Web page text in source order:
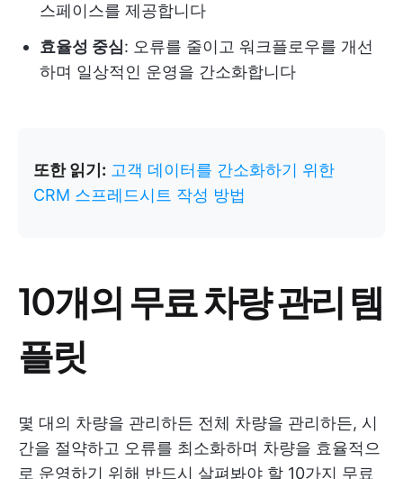
스페이스를 제공합니다
효율성 중심 : 오류를 줄이고 워크플로우를 개선
하며 일상적인 운영을 간소화합니다
또한 읽기: 고객 데이터를 간소화하기 위한
CRM 스프레드시트 작성 방법
10개의 무료 차량 관리 템
플릿
몇 대의 차량을 관리하든 전체 차량을 관리하든, 시
간을 절약하고 오류를 최소화하며 차량을 효율적으
로 운영하기 위해 반드시 살펴봐야 할 10가지 무료